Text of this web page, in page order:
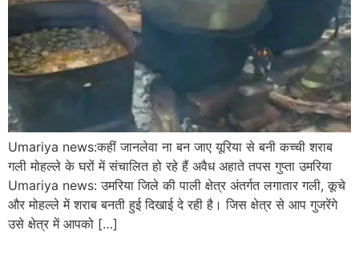
Umariya news:कहीं जानलेवा ना बन जाए यूरिया से बनी कच्ची शराब
गली मोहल्ले के घरों में संचालित हो रहे हैं अवैध अहाते तपस गुप्ता उमरिया
Umariya news: उमरिया जिले की पाली क्षेत्र अंतर्गत लगातार गली, कूचे
और मोहल्ले में शराब बनती हुई दिखाई दे रही है। जिस क्षेत्र से आप गुजरेंगे
उसे क्षेत्र में आपको […]